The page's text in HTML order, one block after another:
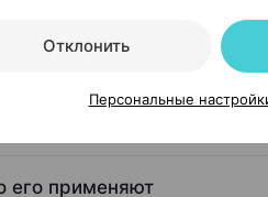
его применяют
Отклонить
Персональные